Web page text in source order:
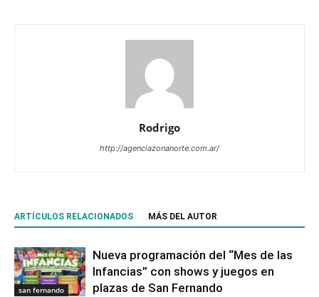
Rodrigo
http://agenciazonanorte.com.ar/
ARTÍCULOS RELACIONADOS MÁS DEL AUTOR
san fernando
Nueva programación del “Mes de las
Infancias” con shows y juegos en
plazas de San Fernando